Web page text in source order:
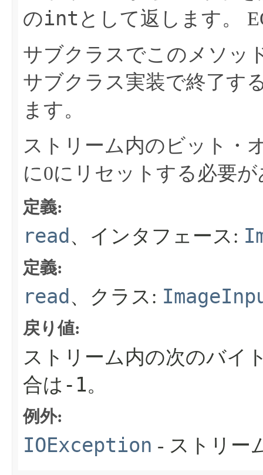
のint として返します。
サブクラスでこのメソッ
サブクラス実装で終了す
ます。
ストリーム内のビット・
に0にリセットする必要
定義:
read 、インタフェース:
定義:
read 、クラス:
戻り値:
ストリーム内の次のバイ
合は -1。
例外:
IOException - ストリー